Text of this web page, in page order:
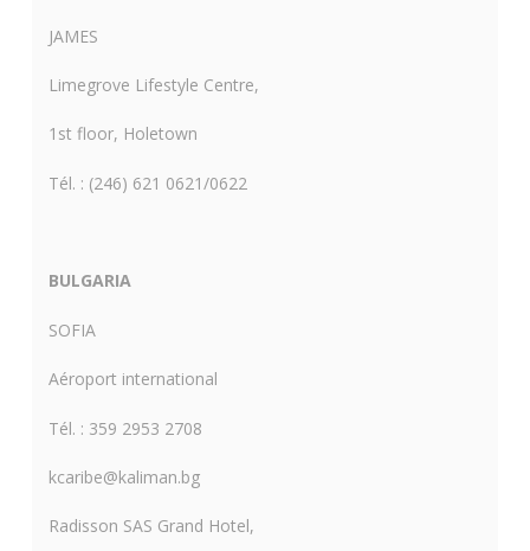
JAMES
Limegrove Lifestyle Centre,
1st floor, Holetown
Tél. : (246) 621 0621/0622
BULGARIA
SOFIA
Aéroport international
Tél. : 359 2953 2708
kcaribe@kaliman.bg
Radisson SAS Grand Hotel,